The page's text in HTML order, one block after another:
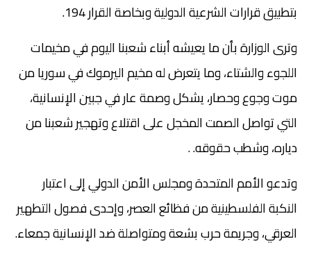
بتطبيق قرارات الشرعية الدولية وبخاصة القرار 194.
وترى الوزارة بأن ما يعيشه أبناء شعبنا اليوم في مخيمات
اللجوء والشتاء، وما يتعرض له مخيم اليرموك في سوريا من
موت وجوع وحصار، يشكل وصمة عار في جبين الإنسانية،
التي تواصل الصمت المخجل على اقتلاع وتهجير شعبنا من
دياره، وشطب حقوقه..
وتدعو الأمم المتحدة ومجلس الأمن الدولي إلى اعتبار
النكبة الفلسطينية من فظائع العصر، وإحدى فصول التطهير
العرقي، وجريمة حرب بشعة ومتواصلة ضد الإنسانية جمعاء.